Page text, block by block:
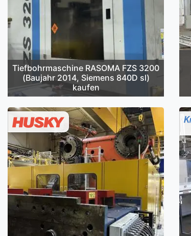
Tiefbohrmaschine RASOMA FZS 3200
(Baujahr 2014, Siemens 840D sl)
kaufen